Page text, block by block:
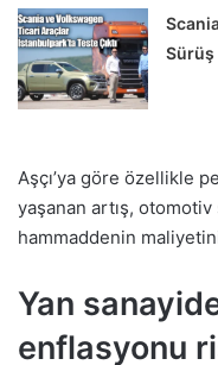
Sürüş
Aşçı’ya göre özellikle
yaşanan artış,
hammaddenin
Yan
enflasyonu